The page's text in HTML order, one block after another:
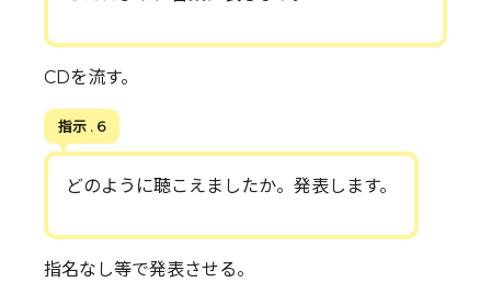
CDを流す。
指示 . 6
どのように聴こえましたか。発表します。
指名なし等で発表させる。